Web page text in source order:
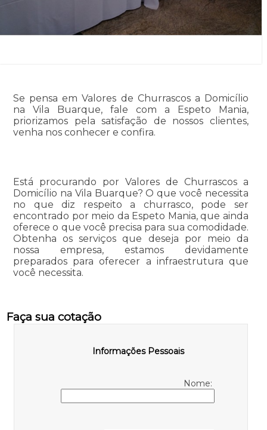
Se pensa em Valores de Churrascos a Domicílio
na Vila Buarque, fale com a Espeto Mania,
priorizamos pela satisfação de nossos clientes,
venha nos conhecer e confira.
Está procurando por Valores de Churrascos a
Domicílio na Vila Buarque? O que você necessita
no que diz respeito a churrasco, pode ser
encontrado por meio da Espeto Mania, que ainda
oferece o que você precisa para sua comodidade.
Obtenha os serviços que deseja por meio da
nossa empresa, estamos devidamente
preparados para oferecer a infraestrutura que
você necessita.
Faça sua cotação
Informações Pessoais
Nome: